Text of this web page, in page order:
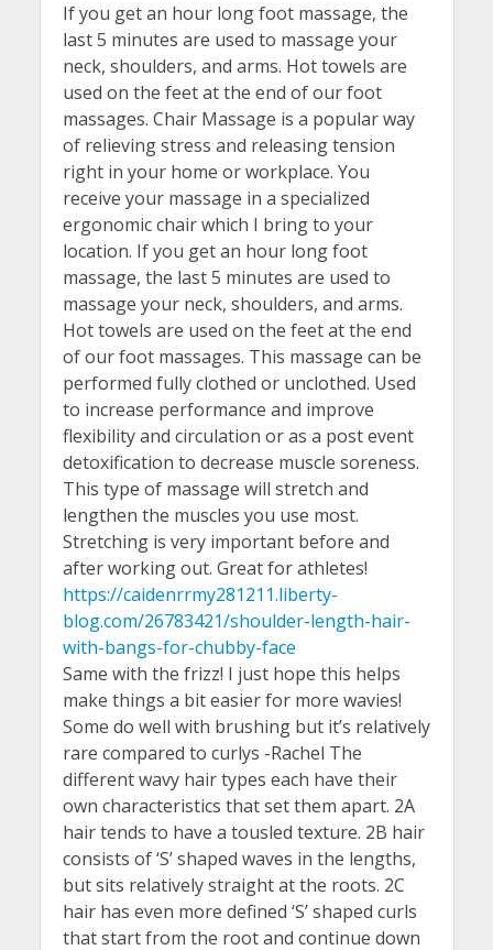
If you get an hour long foot massage, the
last 5 minutes are used to massage your
neck, shoulders, and arms. Hot towels are
used on the feet at the end of our foot
massages. Chair Massage is a popular way
of relieving stress and releasing tension
right in your home or workplace. You
receive your massage in a specialized
ergonomic chair which I bring to your
location. If you get an hour long foot
massage, the last 5 minutes are used to
massage your neck, shoulders, and arms.
Hot towels are used on the feet at the end
of our foot massages. This massage can be
performed fully clothed or unclothed. Used
to increase performance and improve
flexibility and circulation or as a post event
detoxification to decrease muscle soreness.
This type of massage will stretch and
lengthen the muscles you use most.
Stretching is very important before and
after working out. Great for athletes!
https://caidenrrmy281211.liberty-
blog.com/26783421/shoulder-length-hair-
with-bangs-for-chubby-face
Same with the frizz! I just hope this helps
make things a bit easier for more wavies!
Some do well with brushing but it’s relatively
rare compared to curlys -Rachel The
different wavy hair types each have their
own characteristics that set them apart. 2A
hair tends to have a tousled texture. 2B hair
consists of ‘S’ shaped waves in the lengths,
but sits relatively straight at the roots. 2C
hair has even more defined ‘S’ shaped curls
that start from the root and continue down